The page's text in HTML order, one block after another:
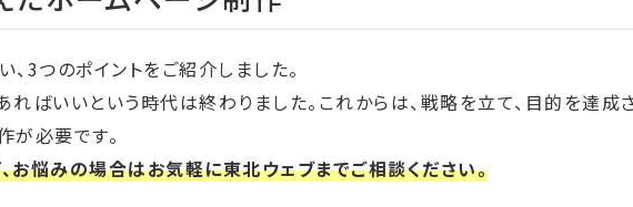
3つのポイントをご紹介しました。
ばいいという時代は終わりました。これからは、戦略を立て、目的を達成
が必要です。
悩みの場合はお気軽に東北ウェブまでご相談ください。